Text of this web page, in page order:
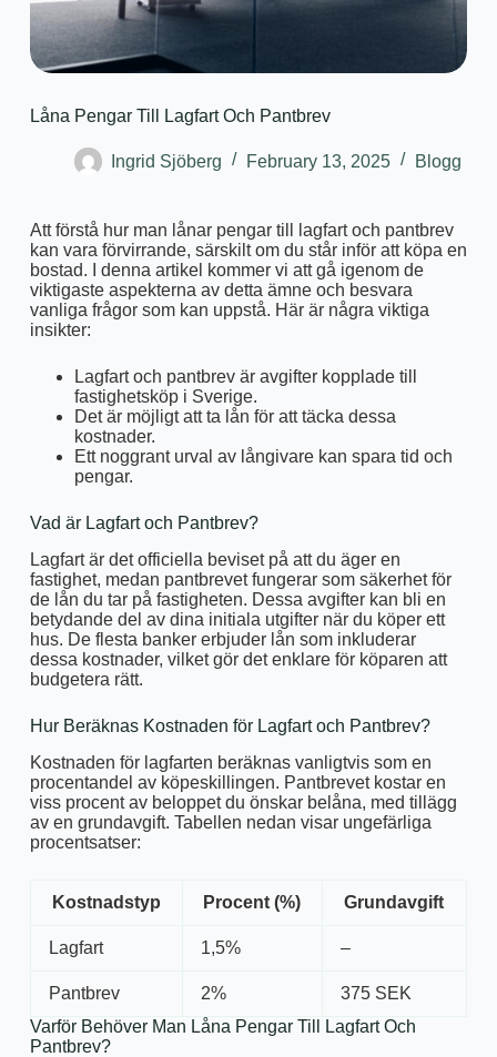
Låna Pengar Till Lagfart Och Pantbrev
Ingrid Sjöberg February 13, 2025 Blogg
Att förstå hur man lånar pengar till lagfart och pantbrev
kan vara förvirrande, särskilt om du står inför att köpa en
bostad. I denna artikel kommer vi att gå igenom de
viktigaste aspekterna av detta ämne och besvara
vanliga frågor som kan uppstå. Här är några viktiga
insikter:
Lagfart och pantbrev är avgifter kopplade till
fastighetsköp i Sverige.
Det är möjligt att ta lån för att täcka dessa
kostnader.
Ett noggrant urval av långivare kan spara tid och
pengar.
Vad är Lagfart och Pantbrev?
Lagfart är det officiella beviset på att du äger en
fastighet, medan pantbrevet fungerar som säkerhet för
de lån du tar på fastigheten. Dessa avgifter kan bli en
betydande del av dina initiala utgifter när du köper ett
hus. De flesta banker erbjuder lån som inkluderar
dessa kostnader, vilket gör det enklare för köparen att
budgetera rätt.
Hur Beräknas Kostnaden för Lagfart och Pantbrev?
Kostnaden för lagfarten beräknas vanligtvis som en
procentandel av köpeskillingen. Pantbrevet kostar en
viss procent av beloppet du önskar belåna, med tillägg
av en grundavgift. Tabellen nedan visar ungefärliga
procentsatser:
Kostnadstyp Procent (%) Grundavgift
Lagfart 1,5% –
Pantbrev 2%
375 SEK
Varför Behöver Man Låna Pengar Till Lagfart Och
Pantbrev?